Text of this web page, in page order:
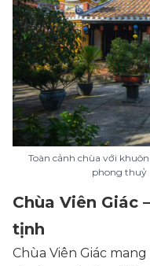
Toàn cảnh chùa với
phong thuỷ
Chùa Viên Giác
tịnh
Chùa Viên Giác